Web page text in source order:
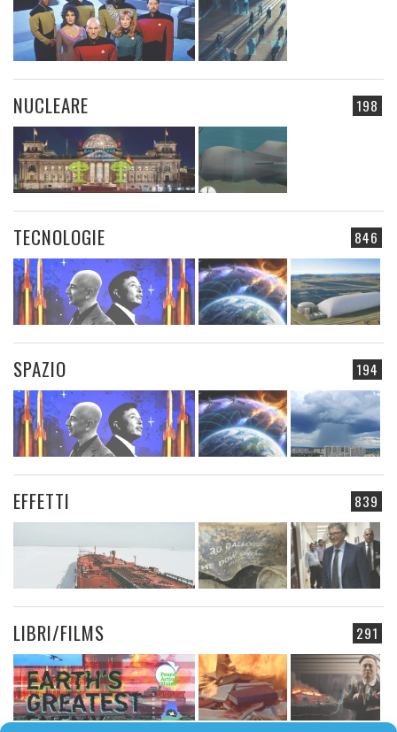
198
NUCLEARE
846
TECNOLOGIE
194
SPAZIO
839
EFFETTI
291
LIBRI/FILMS